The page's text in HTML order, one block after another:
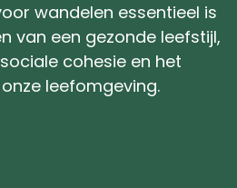
wandelen essentieel is
van een gezonde leefstijl,
cohesie en het
leefomgeving.